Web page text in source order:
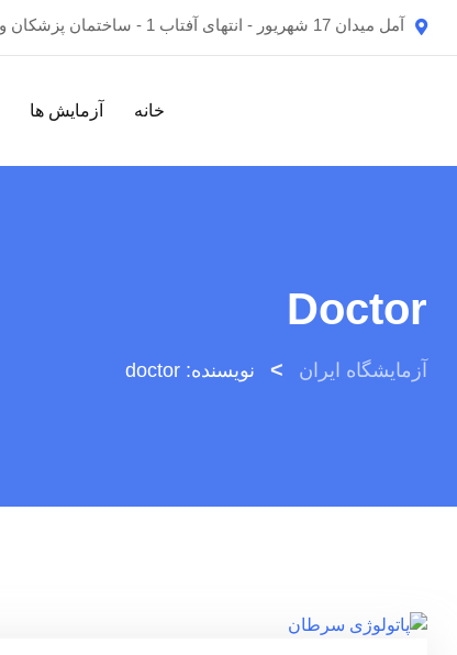
آمل میدان 17 شهریور - انتهای آفتاب 1 - ساختمان پزشکان ونوشه , طبقه اول
خانه آزمایش ها
Doctor
آزمایشگاه ایران > نویسنده: doctor